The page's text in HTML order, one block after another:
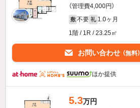
（管理費4,000円）
敷 不要 礼 1.0ヶ月
1階 / 1R / 23.25㎡
お問い合わせ （無料）
ほか提供
5.3万円